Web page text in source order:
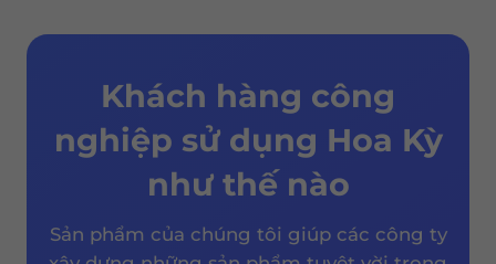
Khách hàng công
nghiệp sử dụng Hoa Kỳ
như thế nào
Sản phẩm của chúng tôi giúp các công ty